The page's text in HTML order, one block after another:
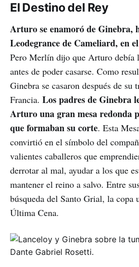
El Destino del Rey
Arturo se enamoró de Ginebra,
Leodegrance de Cameliard, en
Pero Merlín dijo que Arturo debía
antes de poder casarse. Como
Ginebra se casaron después de su
Francia. Los padres de Ginebra
Arturo una gran mesa redonda
que formaban su corte. Esta
convirtió en el símbolo del
valientes caballeros que
derrotar al mal, ayudar a los que
mantener el reino a salvo. Entre
búsqueda del Santo Grial, la copa
Última Cena.